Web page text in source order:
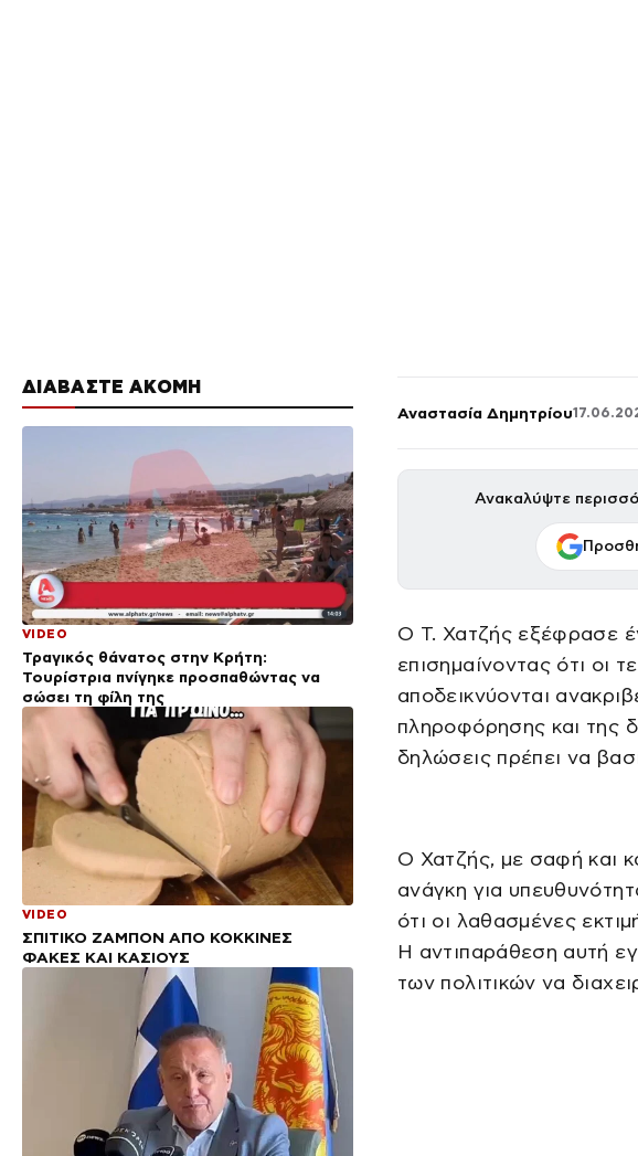
ΔΙΑΒΑΣΤΕ ΑΚΟΜΗ
VIDEO
Τραγικός θάνατος στην Κρήτη:
Τουρίστρια πνίγηκε προσπαθώντας να
σώσει τη φίλη της
VIDEO
ΣΠΙΤΙΚΟ ΖΑΜΠΟΝ ΑΠΟ ΚΟΚΚΙΝΕΣ
ΦΑΚΕΣ ΚΑΙ ΚΑΣΙΟΥΣ
Αναστασία Δημητρίου
Ανακαλύψτε
Ο Τ. Χατζής εξέφρασε
επισημαίνοντας ότι οι
αποδεικνύονται
πληροφόρησης και της
δηλώσεις πρέπει να
Ο Χατζής, με σαφή και
ανάγκη για
ότι οι λαθασμένες
Η αντιπαράθεση αυτή
των πολιτικών να